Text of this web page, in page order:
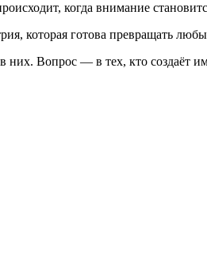
когда внимание
которая готова превращать
них. Вопрос — в тех, кто создаёт